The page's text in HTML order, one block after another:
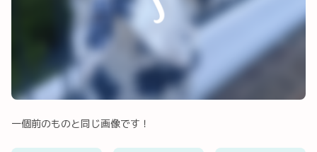
一個前のものと同じ画像です！